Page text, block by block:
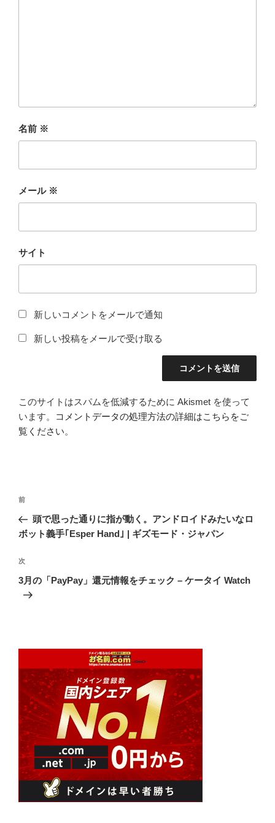
名前 ※
メール ※
サイト
新しいコメントをメールで通知
新しい投稿をメールで受け取る
このサイトはスパムを低減するために Akismet を使って
います。
コメントデータの処理方法の詳細はこちらをご
覧ください。
投
ナ
ゲ
ー
シ
前
の
投
前
頭で思った通りに指が動く。アンドロイドみたいなロ
ボット義手｢Esper Hand｣ | ギズモード・ジャパン
次
の
次
3月の「PayPay」還元情報をチェック – ケータイ Watch